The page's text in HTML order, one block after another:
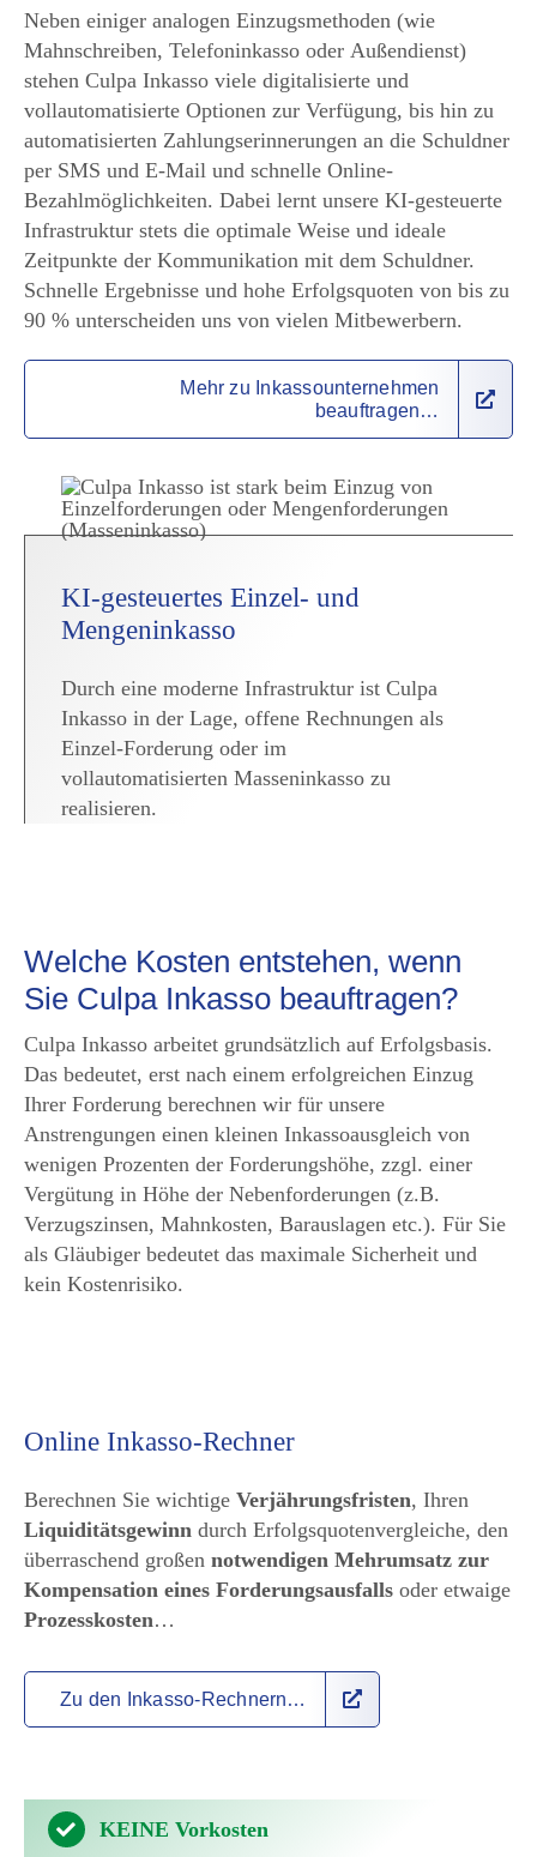
Neben einiger analogen Einzugsmethoden (wie
Mahnschreiben, Telefoninkasso oder Außendienst)
stehen Culpa Inkasso viele digitalisierte und
vollautomatisierte Optionen zur Verfügung, bis hin zu
automatisierten Zahlungserinnerungen an die Schuldner
per SMS und E-Mail und schnelle Online-
Bezahlmöglichkeiten. Dabei lernt unsere KI-gesteuerte
Infrastruktur stets die optimale Weise und ideale
Zeitpunkte der Kommunikation mit dem Schuldner.
Schnelle Ergebnisse und hohe Erfolgsquoten von bis zu
90 % unterscheiden uns von vielen Mitbewerbern.
Mehr zu Inkassounternehmen
beauftragen…
KI-gesteuertes Einzel- und
Mengeninkasso
Durch eine moderne Infrastruktur ist Culpa
Inkasso in der Lage, offene Rechnungen als
Einzel-Forderung oder im
vollautomatisierten Masseninkasso zu
realisieren.
Welche Kosten entstehen, wenn
Sie Culpa Inkasso beauftragen?
Culpa Inkasso arbeitet grundsätzlich auf Erfolgsbasis.
Das bedeutet, erst nach einem erfolgreichen Einzug
Ihrer Forderung berechnen wir für unsere
Anstrengungen einen kleinen Inkassoausgleich von
wenigen Prozenten der Forderungshöhe, zzgl. einer
Vergütung in Höhe der Nebenforderungen (z.B.
Verzugszinsen, Mahnkosten, Barauslagen etc.). Für Sie
als Gläubiger bedeutet das maximale Sicherheit und
kein Kostenrisiko.
Online Inkasso-Rechner
Berechnen Sie wichtige Verjährungsfristen, Ihren
Liquiditätsgewinn durch Erfolgsquotenvergleiche, den
überraschend großen notwendigen Mehrumsatz zur
Kompensation eines Forderungsausfallsoder etwaige
Prozesskosten…
Zu den Inkasso-Rechnern…
KEINE Vorkosten